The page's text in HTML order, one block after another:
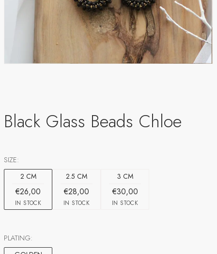
Black Glass Beads Chloe
SIZE:
2 CM
€26,00
IN STOCK
2.5 CM
€28,00
IN STOCK
3 CM
€30,00
IN STOCK
PLATING: